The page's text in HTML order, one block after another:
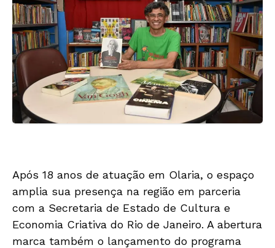
Após 18 anos de atuação em Olaria, o espaço
amplia sua presença na região em parceria
com a Secretaria de Estado de Cultura e
Economia Criativa do Rio de Janeiro. A abertura
marca também o lançamento do programa